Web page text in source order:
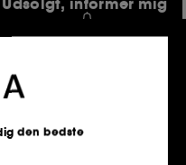
den bedste